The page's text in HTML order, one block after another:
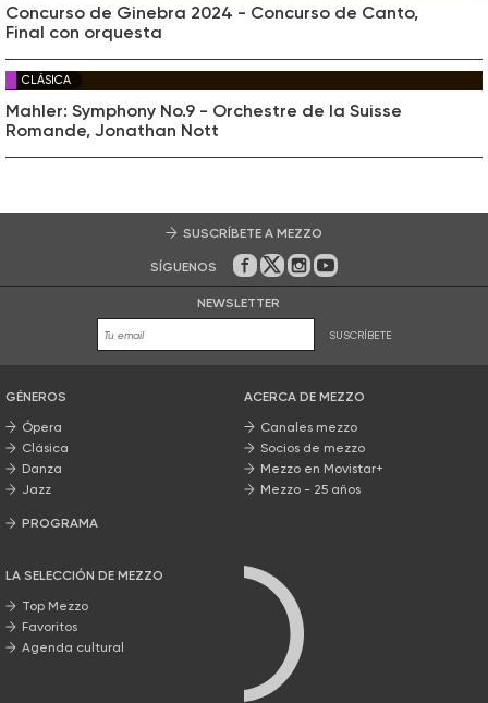
Concurso de Ginebra 2024 - Concurso de Canto,
Final con orquesta
CLÁSICA
Mahler: Symphony No.9 - Orchestre de la Suisse
Romande, Jonathan Nott
SUSCRÍBETE A MEZZO
SÍGUENOS En Facebook
En Twitter
En Instagram
En Youtube
NEWSLETTER
SUSCRÍBETE
GÉNEROS
Ópera
Clásica
Danza
Jazz
PROGRAMA
LA SELECCIÓN DE MEZZO
Top Mezzo
Favoritos
Agenda cultural
ACERCA DE MEZZO
Canales mezzo
Socios de mezzo
Mezzo en Movistar+
Mezzo - 25 años